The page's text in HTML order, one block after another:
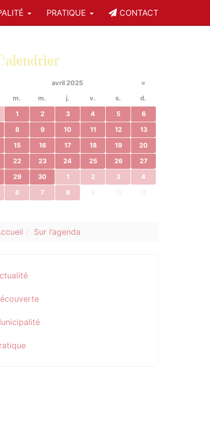
PRATIQUE CONTACT
avril 2025
»
m. m. j. v. s. d.
1 2 3 4 5 6
8 9 10 11 12 13
15 16 17 18 19 20
22 23 24 25 26 27
29 30 1 2 3 4
6 7 8 9 10 11
Sur l’agenda